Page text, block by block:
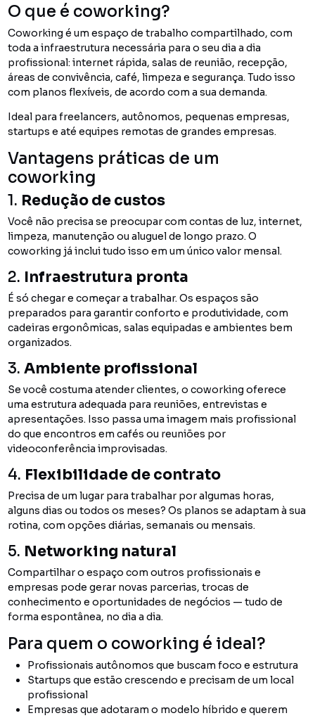
O que é coworking?
Coworking é um espaço de trabalho compartilhado, com
toda a infraestrutura necessária para o seu dia a dia
profissional: internet rápida, salas de reunião, recepção,
áreas de convivência, café, limpeza e segurança. Tudo isso
com planos flexíveis, de acordo com a sua demanda.
Ideal para freelancers, autônomos, pequenas empresas,
startups e até equipes remotas de grandes empresas.
Vantagens práticas de um
coworking
1. Redução de custos
Você não precisa se preocupar com contas de luz, internet,
limpeza, manutenção ou aluguel de longo prazo. O
coworking já inclui tudo isso em um único valor mensal.
2. Infraestrutura pronta
É só chegar e começar a trabalhar. Os espaços são
preparados para garantir conforto e produtividade, com
cadeiras ergonômicas, salas equipadas e ambientes bem
organizados.
3. Ambiente profissional
Se você costuma atender clientes, o coworking oferece
uma estrutura adequada para reuniões, entrevistas e
apresentações. Isso passa uma imagem mais profissional
do que encontros em cafés ou reuniões por
videoconferência improvisadas.
4. Flexibilidade de contrato
Precisa de um lugar para trabalhar por algumas horas,
alguns dias ou todos os meses? Os planos se adaptam à sua
rotina, com opções diárias, semanais ou mensais.
5. Networking natural
Compartilhar o espaço com outros profissionais e
empresas pode gerar novas parcerias, trocas de
conhecimento e oportunidades de negócios — tudo de
forma espontânea, no dia a dia.
Para quem o coworking é ideal?
Profissionais autônomos que buscam foco e estrutura
Startups que estão crescendo e precisam de um local
profissional
Empresas que adotaram o modelo híbrido e querem